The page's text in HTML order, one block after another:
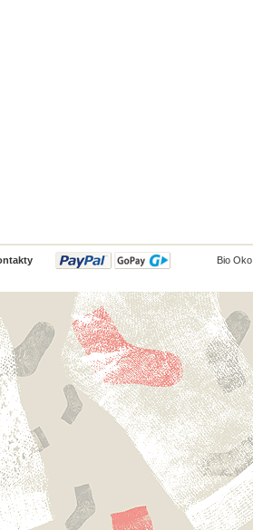
Bio Oko